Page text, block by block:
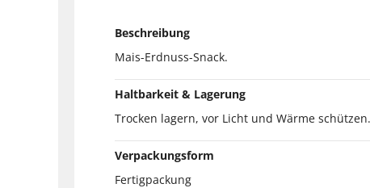
Beschreibung
Mais-Erdnuss-Snack.
Haltbarkeit & Lagerung
Trocken lagern, vor Licht und Wärme schützen.
Verpackungsform
Fertigpackung